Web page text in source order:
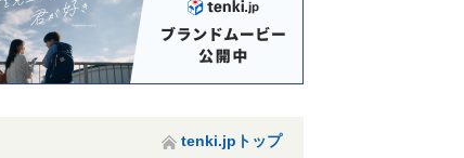
tenki.jpトップ